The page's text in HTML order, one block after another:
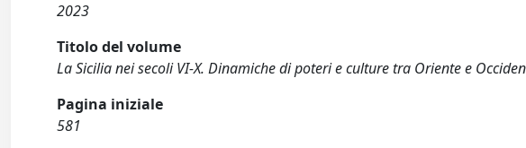
2023
Titolo del volume
La Sicilia nei secoli VI-X. Dinamiche di poteri e culture tra Oriente e
Pagina iniziale
581